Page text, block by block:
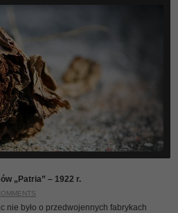
„Patria” – 1922 r.
było o przedwojennych fabrykach